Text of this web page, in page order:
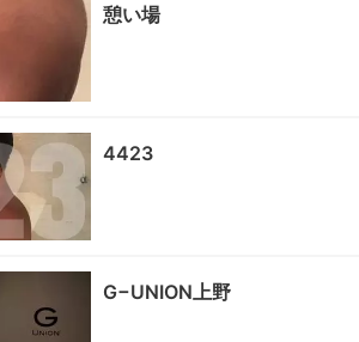
憩い場
4423
G−UNION上野